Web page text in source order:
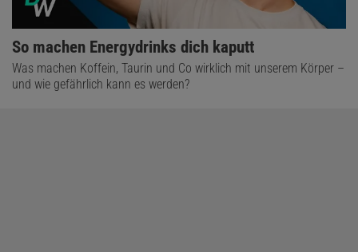
So machen Energydrinks dich kaputt
Was machen Koffein, Taurin und Co wirklich mit unserem Körper –
und wie gefährlich kann es werden?